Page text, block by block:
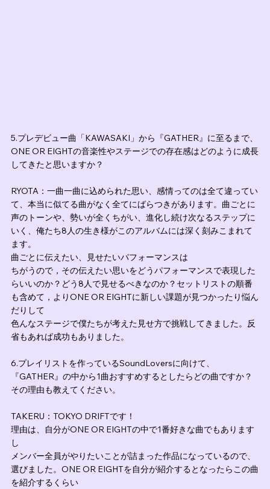
5.プレデビュー曲「KAWASAKI」から『GATHER』に至るまで、
ONE OR EIGHTの音楽性やステージでの存在感はどのように成長
してきたと思いますか？
RYOTA：一曲一曲に込められた思い、感情ってのは全て違ってい
て、本当に似てる曲がなく全てにばらつきがあります。曲ごとに
声のトーンや、勢いが全くちがい、進化し続け次なるステップに
いく、俺たち8人の生き様がこのアルバムには深く刻みこまれて
ます。
曲ごとに伝えたい、見せたいパフォーマンスは
ちがうので，その伝えたい思いをどうパフォーマンスで表現した
らいいのか？どう8人で見せるべきなのか？セットリストの順番
も含めて，よりONE OR EIGHTに新しい課題が見つかったり悩ん
だりして
色んなステージで僕たちが考えた見せ方で挑戦してきました。反
省もあれば成功もありました。
6.プレイリストを作っているSoundLoversに向けて、
『GATHER』の中から1曲おすすめするとしたらどの曲ですか？
その理由も教えてください。
TAKERU：TOKYO DRIFTです！
理由は、自分がONE OR EIGHTの中で1番好きな曲でもあります
し
メンバー全員がやりたいことが詰まった作品になっているので、
選びました。ONE OR EIGHTを自分が紹介するとなったらこの曲
を紹介するくらい